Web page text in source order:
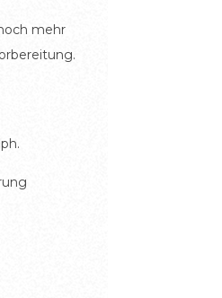
mehr